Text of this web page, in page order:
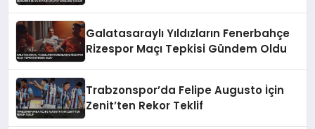
Galatasaraylı Yıldızların Fenerbahçe
Rizespor Maçı Tepkisi Gündem Oldu
Trabzonspor’da Felipe Augusto İçin
Zenit’ten Rekor Teklif